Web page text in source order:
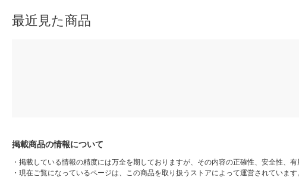
最近見た商品
掲載商品の情報について
・ 掲載している情報の精度には万全を期しておりますが、その内容の正確性、安全性、有
・ 現在ご覧になっているページは、この商品を取り扱うストアによって運営されていま